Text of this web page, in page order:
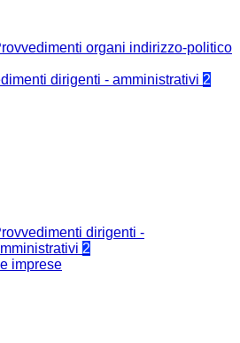
organi indirizzo-politico
dirigenti - amministrativi 2
dirigenti -
2
imprese